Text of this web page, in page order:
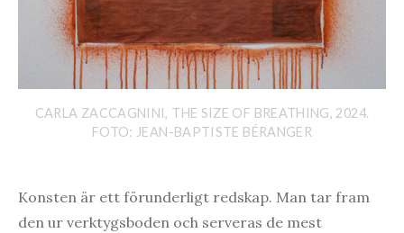
CARLA ZACCAGNINI, THE SIZE OF BREATHING, 2024.
FOTO: JEAN-BAPTISTE BÉRANGER
Konsten är ett förunderligt redskap. Man tar fram
den ur verktygsboden och serveras de mest